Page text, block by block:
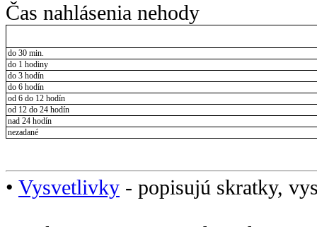
Čas nahlásenia nehody
do 30 min.
do 1 hodiny
do 3 hodín
do 6 hodín
od 6 do 12 hodín
od 12 do 24 hodín
nad 24 hodín
nezadané
• Vysvetlivky - popisujú skratky,